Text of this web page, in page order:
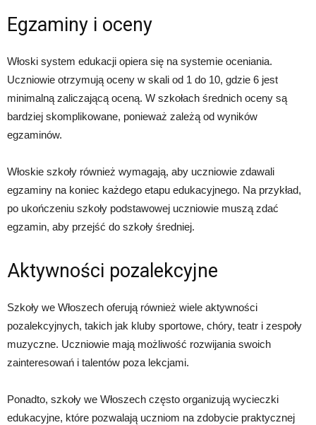
Egzaminy i oceny
Włoski system edukacji opiera się na systemie oceniania.
Uczniowie otrzymują oceny w skali od 1 do 10, gdzie 6 jest
minimalną zaliczającą oceną. W szkołach średnich oceny są
bardziej skomplikowane, ponieważ zależą od wyników
egzaminów.
Włoskie szkoły również wymagają, aby uczniowie zdawali
egzaminy na koniec każdego etapu edukacyjnego. Na przykład,
po ukończeniu szkoły podstawowej uczniowie muszą zdać
egzamin, aby przejść do szkoły średniej.
Aktywności pozalekcyjne
Szkoły we Włoszech oferują również wiele aktywności
pozalekcyjnych, takich jak kluby sportowe, chóry, teatr i zespoły
muzyczne. Uczniowie mają możliwość rozwijania swoich
zainteresowań i talentów poza lekcjami.
Ponadto, szkoły we Włoszech często organizują wycieczki
edukacyjne, które pozwalają uczniom na zdobycie praktycznej